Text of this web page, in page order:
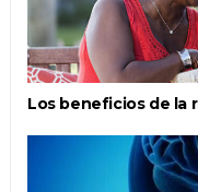
Los beneficios de la